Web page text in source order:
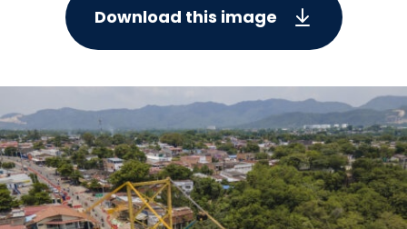
Download this image